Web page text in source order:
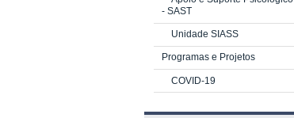
- SAST
Unidade SIASS
Programas e Projetos
COVID-19